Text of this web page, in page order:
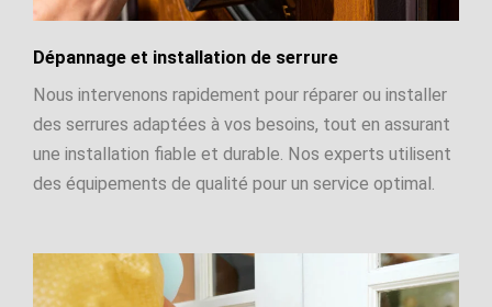
Dépannage et installation de serrure
Nous intervenons rapidement pour réparer ou installer
des serrures adaptées à vos besoins, tout en assurant
une installation fiable et durable. Nos experts utilisent
des équipements de qualité pour un service optimal.